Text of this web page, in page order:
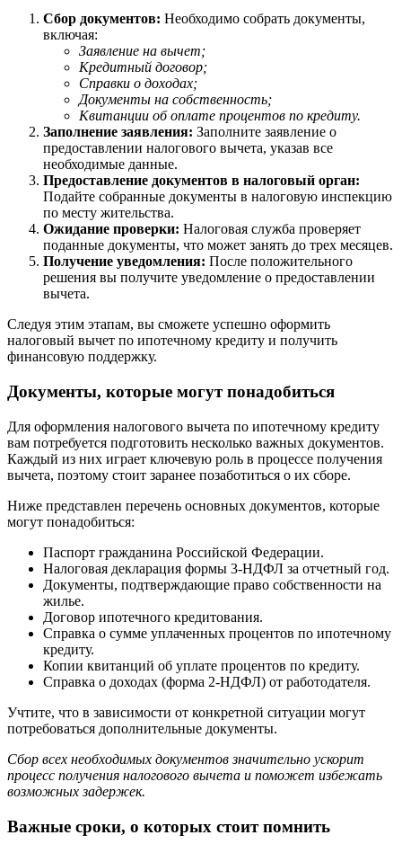
Сбор документов: Необходимо собрать документы,
включая:
Заявление на вычет;
Кредитный договор;
Справки о доходах;
Документы на собственность;
Квитанции об оплате процентов по кредиту.
Заполнение заявления: Заполните заявление о
предоставлении налогового вычета, указав все
необходимые данные.
Предоставление документов в налоговый орган:
Подайте собранные документы в налоговую инспекцию
по месту жительства.
Ожидание проверки: Налоговая служба проверяет
поданные документы, что может занять до трех месяцев.
Получение уведомления: После положительного
решения вы получите уведомление о предоставлении
вычета.
Следуя этим этапам, вы сможете успешно оформить
налоговый вычет по ипотечному кредиту и получить
финансовую поддержку.
Документы, которые могут понадобиться
Для оформления налогового вычета по ипотечному кредиту
вам потребуется подготовить несколько важных документов.
Каждый из них играет ключевую роль в процессе получения
вычета, поэтому стоит заранее позаботиться о их сборе.
Ниже представлен перечень основных документов, которые
могут понадобиться:
Паспорт гражданина Российской Федерации.
Налоговая декларация формы 3-НДФЛ за отчетный год.
Документы, подтверждающие право собственности на
жилье.
Договор ипотечного кредитования.
Справка о сумме уплаченных процентов по ипотечному
кредиту.
Копии квитанций об уплате процентов по кредиту.
Справка о доходах (форма 2-НДФЛ) от работодателя.
Учтите, что в зависимости от конкретной ситуации могут
потребоваться дополнительные документы.
Сбор всех необходимых документов значительно ускорит
процесс получения налогового вычета и поможет избежать
возможных задержек.
Важные сроки, о которых стоит помнить